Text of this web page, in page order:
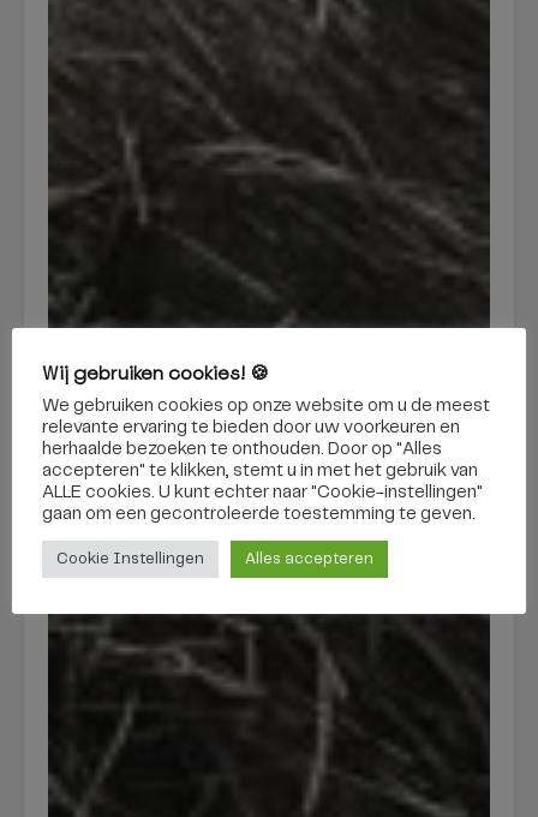
Wij gebruiken cookies! 🍪
We gebruiken cookies op onze website om u de meest
relevante ervaring te bieden door uw voorkeuren en
herhaalde bezoeken te onthouden. Door op "Alles
accepteren" te klikken, stemt u in met het gebruik van
ALLE cookies. U kunt echter naar "Cookie-instellingen"
gaan om een ​​gecontroleerde toestemming te geven.
Cookie Instellingen Alles accepteren